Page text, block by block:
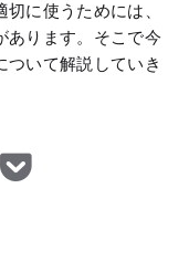
に使うためには、
あります。そこで今
ついて解説していき